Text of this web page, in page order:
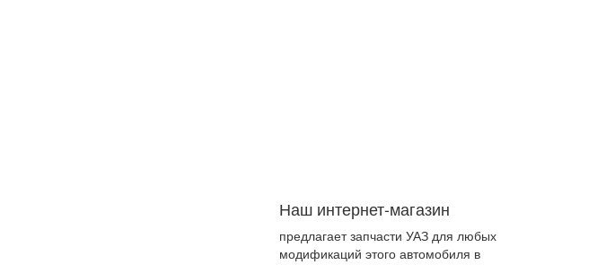
Наш интернет-магазин
предлагает запчасти УАЗ для любых
модификаций этого автомобиля в